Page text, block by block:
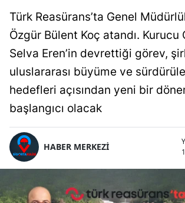
Türk Reasürans’ta Genel
Özgür Bülent Koç atandı. Kurucu
Selva Eren’in devrettiği görev,
uluslararası büyüme ve
hedefleri açısından yeni bir
başlangıcı olacak
HABER MERKEZİ